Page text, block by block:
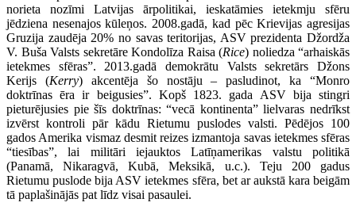
norieta nozīmi Latvijas ārpolitikai, ieskatāmies ietekmju sfēru
jēdziena nesenajos kūleņos. 2008.gadā, kad pēc Krievijas agresijas
Gruzija zaudēja 20% no savas teritorijas, ASV prezidenta Džordža
V. Buša Valsts sekretāre Kondolīza Raisa (Rice) noliedza “arhaiskās
ietekmes sfēras”. 2013.gadā demokrātu Valsts sekretārs Džons
Kerijs (Kerry) akcentēja šo nostāju – pasludinot, ka “Monro
doktrīnas ēra ir beigusies”. Kopš 1823. gada ASV bija stingri
pieturējusies pie šīs doktrīnas: “vecā kontinenta” lielvaras nedrīkst
izvērst kontroli pār kādu Rietumu puslodes valsti. Pēdējos 100
gados Amerika vismaz desmit reizes izmantoja savas ietekmes sfēras
“tiesības”, lai militāri iejauktos Latīņamerikas valstu politikā
(Panamā, Nikaragvā, Kubā, Meksikā, u.c.). Teju 200 gadus
Rietumu puslode bija ASV ietekmes sfēra, bet ar aukstā kara beigām
tā paplašinājās pat līdz visai pasaulei.